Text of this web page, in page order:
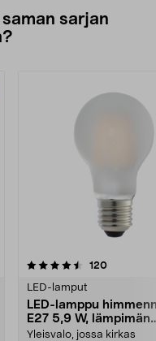
sarjan
120arvostelut
LED-lamput
LED-lamppu
E27 5,9 W, lämpimän
valkoinen
Yleisvalo, jossa kirkas
4.5viidestä